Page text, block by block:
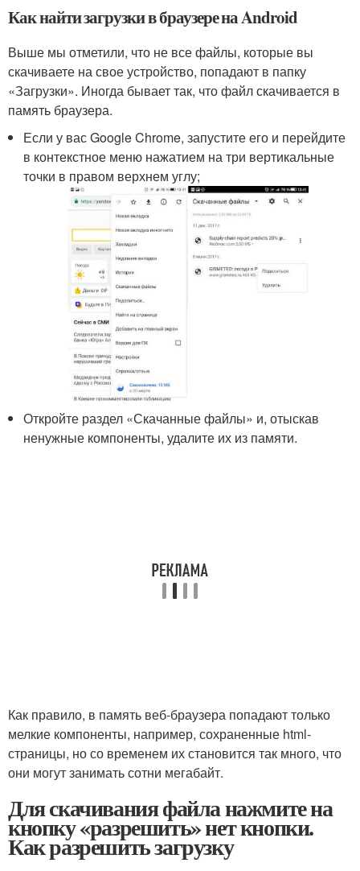
Как найти загрузки в браузере на Android
Выше мы отметили, что не все файлы, которые вы
скачиваете на свое устройство, попадают в папку
«Загрузки». Иногда бывает так, что файл скачивается в
память браузера.
Если у вас Google Chrome, запустите его и перейдите
в контекстное меню нажатием на три вертикальные
точки в правом верхнем углу;
Откройте раздел «Скачанные файлы» и, отыскав
ненужные компоненты, удалите их из памяти.
Как правило, в память веб-браузера попадают только
мелкие компоненты, например, сохраненные html-
страницы, но со временем их становится так много, что
они могут занимать сотни мегабайт.
Для скачивания файла нажмите на
кнопку «разрешить» нет кнопки.
Как разрешить загрузку